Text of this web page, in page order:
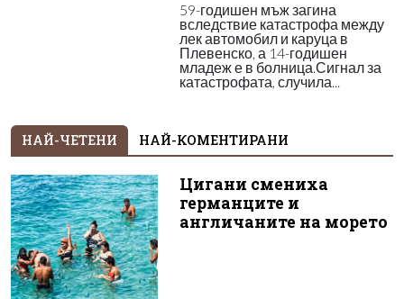
59-годишен мъж загина
вследствие катастрофа между
лек автомобил и каруца в
Плевенско, а 14-годишен
младеж е в болница.Сигнал за
катастрофата, случила...
НАЙ-ЧЕТЕНИ НАЙ-КОМЕНТИРАНИ
Цигани смениха
германците и
англичаните на морето